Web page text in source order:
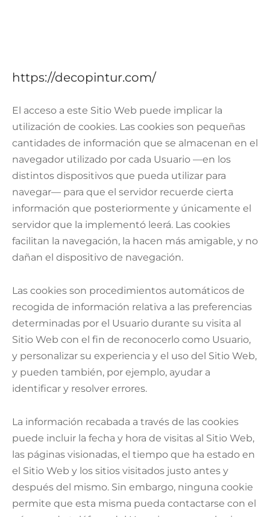
https://decopintur.com/
El acceso a este Sitio Web puede implicar la
utilización de cookies. Las cookies son pequeñas
cantidades de información que se almacenan en el
navegador utilizado por cada Usuario —en los
distintos dispositivos que pueda utilizar para
navegar— para que el servidor recuerde cierta
información que posteriormente y únicamente el
servidor que la implementó leerá. Las cookies
facilitan la navegación, la hacen más amigable, y no
dañan el dispositivo de navegación.
Las cookies son procedimientos automáticos de
recogida de información relativa a las preferencias
determinadas por el Usuario durante su visita al
Sitio Web con el fin de reconocerlo como Usuario,
y personalizar su experiencia y el uso del Sitio Web,
y pueden también, por ejemplo, ayudar a
identificar y resolver errores.
La información recabada a través de las cookies
puede incluir la fecha y hora de visitas al Sitio Web,
las páginas visionadas, el tiempo que ha estado en
el Sitio Web y los sitios visitados justo antes y
después del mismo. Sin embargo, ninguna cookie
permite que esta misma pueda contactarse con el